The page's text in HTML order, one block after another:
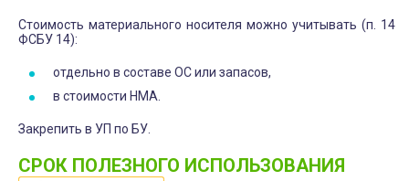
Стоимость материального носителя можно учитывать (п. 14
ФСБУ 14):
отдельно в составе ОС или запасов,
в стоимости НМА.
Закрепить в УП по БУ.
СРОК ПОЛЕЗНОГО ИСПОЛЬЗОВАНИЯ